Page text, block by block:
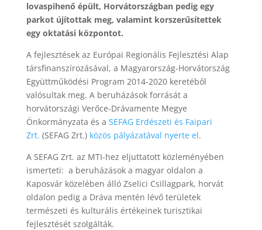
lovaspihenő épült, Horvátországban pedig egy
parkot újítottak meg, valamint korszerűsítettek
egy oktatási központot.
A fejlesztések az Európai Regionális Fejlesztési Alap
társfinanszírozásával, a Magyarország-Horvátország
Együttműködési Program 2014-2020 keretéből
valósultak meg. A beruházások forrását a
horvátországi Verőce-Drávamente Megye
Önkormányzata és a SEFAG Erdészeti és Faipari
Zrt. (SEFAG Zrt.) közös pályázatával nyerte el.
A SEFAG Zrt. az MTI-hez eljuttatott közleményében
ismerteti: a beruházások a magyar oldalon a
Kaposvár közelében álló Zselici Csillagpark, horvát
oldalon pedig a Dráva mentén lévő területek
természeti és kulturális értékeinek turisztikai
fejlesztését szolgálták.